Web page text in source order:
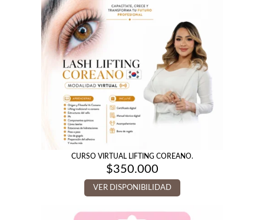
CURSO VIRTUAL LIFTING COREANO.
$350.000
VER DISPONIBILIDAD